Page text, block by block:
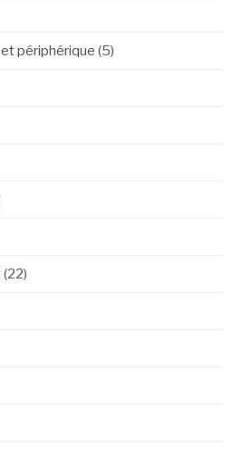
périphérique (5)
(22)